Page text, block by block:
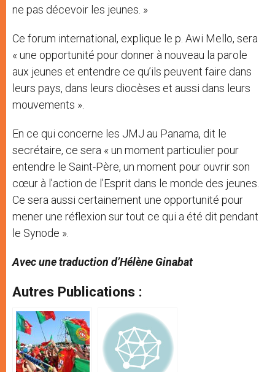
ne pas décevoir les jeunes. »
Ce forum international, explique le p. Awi Mello, sera
« une opportunité pour donner à nouveau la parole
aux jeunes et entendre ce qu’ils peuvent faire dans
leurs pays, dans leurs diocèses et aussi dans leurs
mouvements ».
En ce qui concerne les JMJ au Panama, dit le
secrétaire, ce sera « un moment particulier pour
entendre le Saint-Père, un moment pour ouvrir son
cœur à l’action de l’Esprit dans le monde des jeunes.
Ce sera aussi certainement une opportunité pour
mener une réflexion sur tout ce qui a été dit pendant
le Synode ».
Avec une traduction d’Hélène Ginabat
Autres Publications :